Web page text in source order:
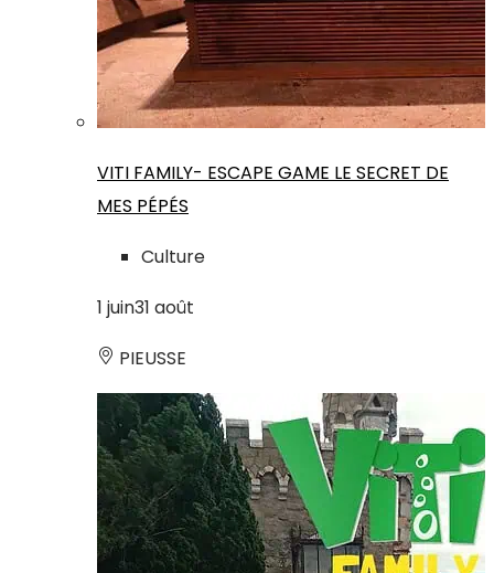
VITI FAMILY- ESCAPE GAME LE SECRET DE
MES PÉPÉS
Culture
1 juin31 août
PIEUSSE